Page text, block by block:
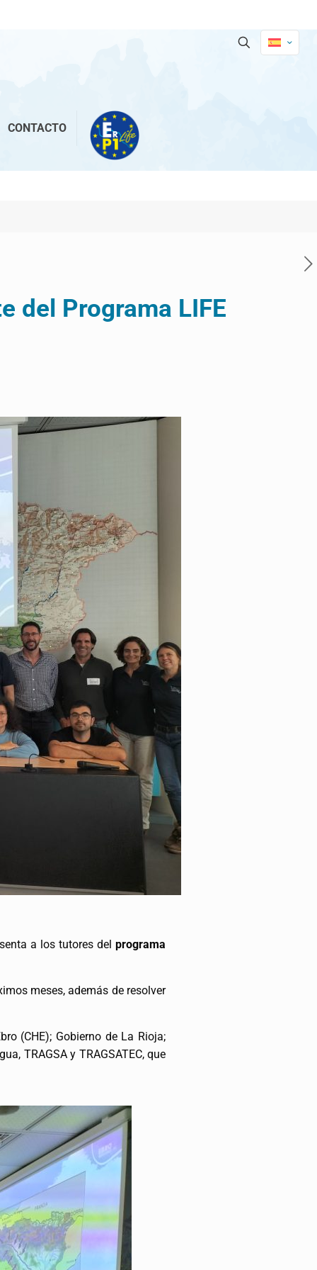
CONTACTO
del Programa LIFE
a los tutores delprograma
meses, además de resolver
(CHE); Gobierno de La Rioja;
TRAGSA y TRAGSATEC, que